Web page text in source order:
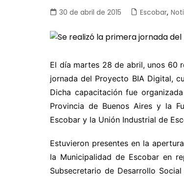
30 de abril de 2015 Escobar,
El día martes 28 de abril, unos 60
jornada del Proyecto BIA Digital,
Dicha capacitación fue
Provincia de Buenos Aires y la
Escobar y la Unión Industrial de
Estuvieron presentes en la
la Municipalidad de Escobar en
Subsecretario de Desarrollo